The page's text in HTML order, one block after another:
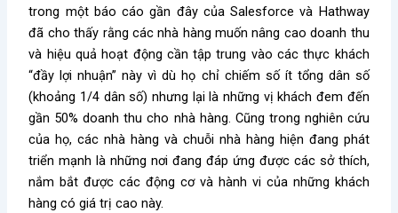
trong một báo cáo gần đây của Salesforce và Hathway
đã cho thấy rằng các nhà hàng muốn nâng cao doanh thu
và hiệu quả hoạt động cần tập trung vào các thực khách
“đầy lợi nhuận” này vì dù họ chỉ chiếm số ít tổng dân số
(khoảng 1/4 dân số) nhưng lại là những vị khách đem đến
gần 50% doanh thu cho nhà hàng. Cũng trong nghiên cứu
của họ, các nhà hàng và chuỗi nhà hàng hiện đang phát
triển mạnh là những nơi đang đáp ứng được các sở thích,
nắm bắt được các động cơ và hành vi của những khách
hàng có giá trị cao này.